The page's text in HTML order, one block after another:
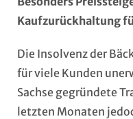
Kaufzurückhaltung
Die Insolvenz der
für viele Kunden
Sachse gegründete
letzten Monaten